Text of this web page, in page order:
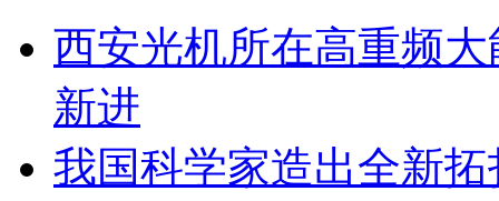
西安光机所在高重频
新进
我国科学家造出全新拓